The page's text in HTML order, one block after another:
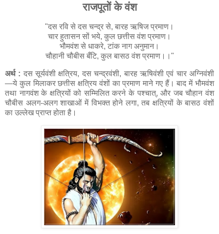
राजपूतों के वंश
"दस रवि से दस चन्द्र से, बारह ऋषिज प्रमाण।
चार हुतासन सों भये, कुल छत्तीस वंश प्रमाण।
भौमवंश से धाकरे, टांक नाग अनुमान।
चौहानी चौबीस बँटि, कुल बासठ वंश प्रमाण।।"
अर्थ : दस सूर्यवंशी क्षत्रिय, दस चन्द्रवंशी, बारह ऋषिवंशी एवं चार अग्निवंशी
—ये कुल मिलाकर छत्तीस क्षत्रिय वंशों का प्रमाण माने गए हैं। बाद में भौमवंश
तथा नागवंश के क्षत्रियों को सम्मिलित करने के पश्चात्, और जब चौहान वंश
चौबीस अलग-अलग शाखाओं में विभक्त होने लगा, तब क्षत्रियों के बासठ वंशों
का उल्लेख प्राप्त होता है।